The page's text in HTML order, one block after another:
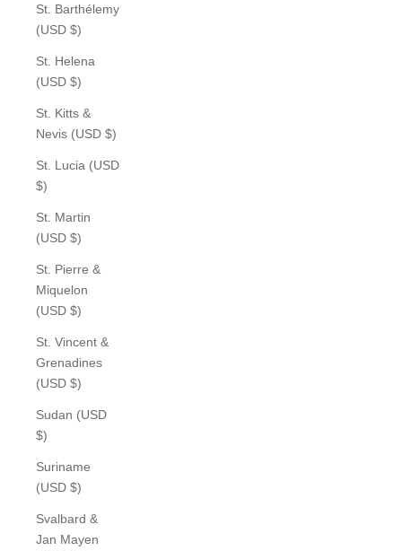
St. Barthélemy
(USD $)
St. Helena
(USD $)
St. Kitts &
Nevis (USD $)
St. Lucia (USD
$)
St. Martin
(USD $)
St. Pierre &
Miquelon
(USD $)
St. Vincent &
Grenadines
(USD $)
Sudan (USD
$)
Suriname
(USD $)
Svalbard &
Jan Mayen